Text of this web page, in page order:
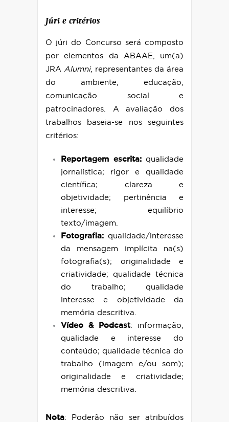
Júri e critérios
O júri do Concurso será composto
por elementos da ABAAE, um(a)
JRA Alumni, representantes da área
do ambiente, educação,
comunicação social e
patrocinadores. A avaliação dos
trabalhos baseia-se nos seguintes
critérios:
Reportagem escrita: qualidade
jornalística; rigor e qualidade
científica; clareza e
objetividade; pertinência e
interesse; equilíbrio
texto/imagem.
Fotografia: qualidade/interesse
da mensagem implícita na(s)
fotografia(s); originalidade e
criatividade; qualidade técnica
do trabalho; qualidade
interesse e objetividade da
memória descritiva.
Vídeo & Podcast: informação,
qualidade e interesse do
conteúdo; qualidade técnica do
trabalho (imagem e/ou som);
originalidade e criatividade;
memória descritiva.
Nota: Poderão não ser atribuídos